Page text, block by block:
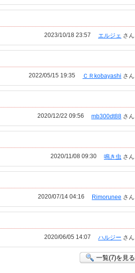
エルジェ さん
2023/10/18 23:57
ＣＲkobayashi さん
2022/05/15 19:35
mb300dt88 さん
2020/12/22 09:56
鳴き虫 さん
2020/11/08 09:30
Rimorunee さん
2020/07/14 04:16
ハルジー さん
2020/06/05 14:07
一覧(7)を見る